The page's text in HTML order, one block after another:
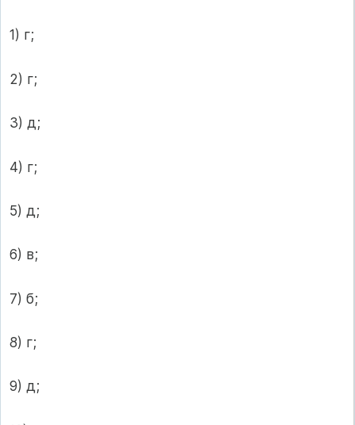
1) г;
2) г;
3) д;
4) г;
5) д;
6) в;
7) б;
8) г;
9) д;